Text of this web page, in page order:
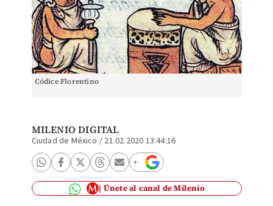
Códice Florentino
MILENIO DIGITAL
Ciudad de México / 21.02.2020 13:44:16
Únete al canal de Milenio